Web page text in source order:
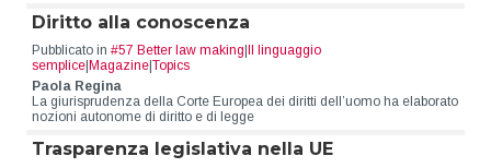
Diritto alla conoscenza
Pubblicato in #57 Better law making
Il linguaggio
semplice Magazine Topics
Paola Regina
La giurisprudenza della Corte Europea dei diritti dell’uomo ha elaborato
nozioni autonome di diritto e di legge
Trasparenza legislativa nella UE